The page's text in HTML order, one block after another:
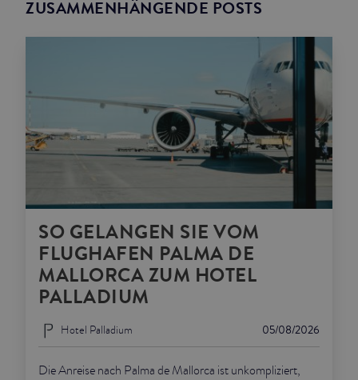
ZUSAMMENHÄNGENDE POSTS
SO GELANGEN SIE VOM
FLUGHAFEN PALMA DE
MALLORCA ZUM HOTEL
PALLADIUM
05/08/2026
Hotel Palladium
Die Anreise nach Palma de Mallorca ist unkompliziert,